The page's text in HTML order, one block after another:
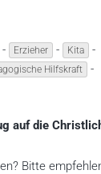
- Erzieher - Kita -
Hilfskraft -
auf die
Bitte